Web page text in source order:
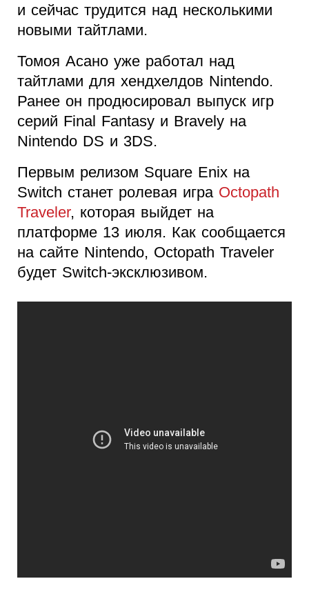
и сейчас трудится над несколькими
новыми тайтлами.
Томоя Асано уже работал над
тайтлами для хендхелдов Nintendo.
Ранее он продюсировал выпуск игр
серий Final Fantasy и Bravely на
Nintendo DS и 3DS.
Первым релизом Square Enix на
Switch станет ролевая игра Octopath
Traveler, которая выйдет на
платформе 13 июля. Как сообщается
на сайте Nintendo, Octopath Traveler
будет Switch-эксклюзивом.